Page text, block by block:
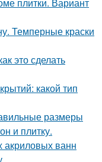
Темперные краски
это сделать
какой тип
размеры
и плитку.
акриловых ванн